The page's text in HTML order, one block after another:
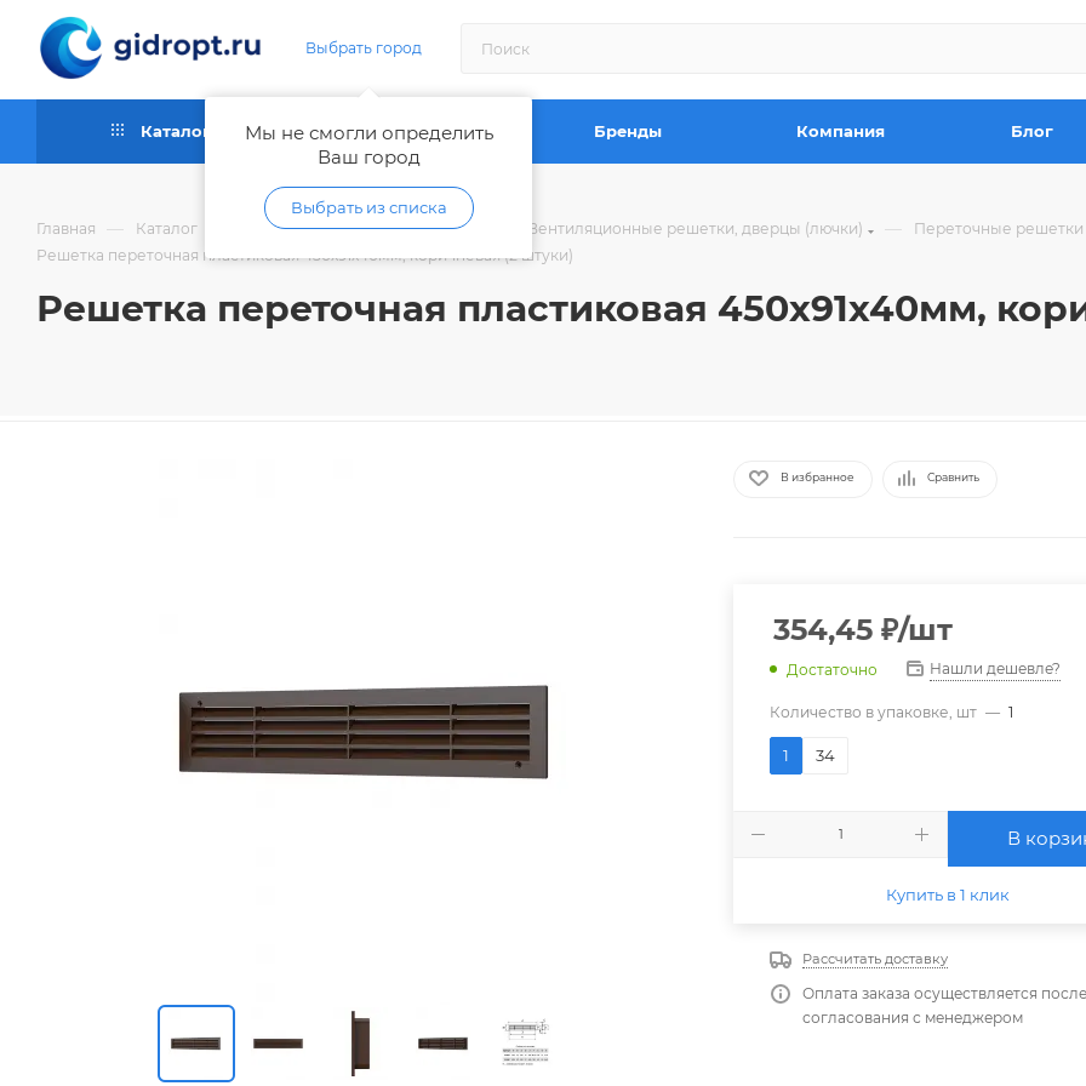
Выбрать город
Мы не смогли определить
Ваш город
Выбрать из списка
Каталог Как купить Бренды Компания Блог
Главная — Каталог Климатическое оборудование Вентиляционные решетки, дверцы (лючки) —
Переточные решетки
Решетка переточная пластиковая 450х91х40мм, коричневая (2 штуки)
Решетка переточная пластиковая 450х91х40мм,
В избранное Сравнить
354,45 ₽/шт
Достаточно Нашли дешевле?
Количество в упаковке, шт — 1
1 34
В
Купить в 1 клик
Рассчитать доставку
Оплата заказа осуществляется
согласования с менеджером